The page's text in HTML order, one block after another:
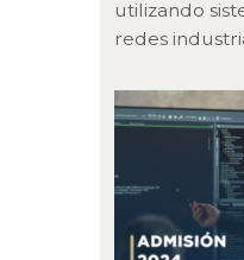
utilizando
redes